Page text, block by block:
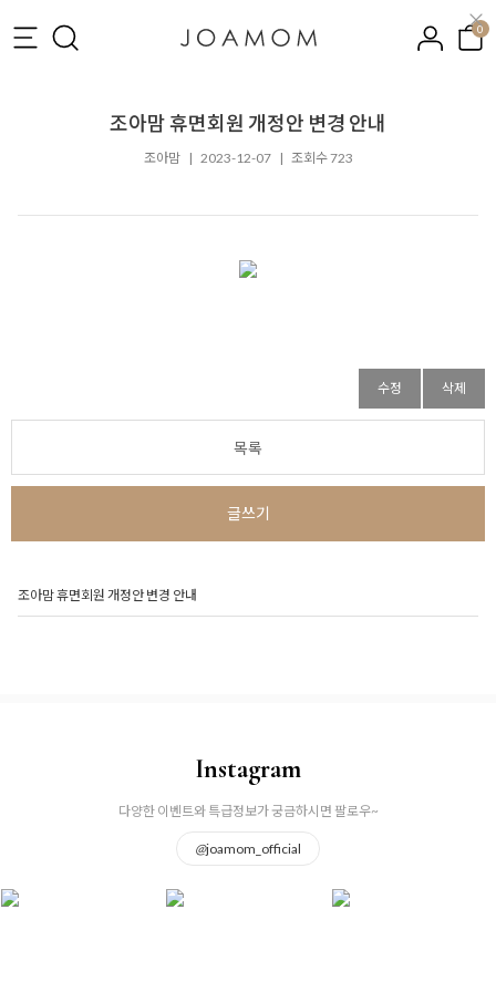
0
조아맘 휴면회원 개정안 변경 안내
조아맘 | 2023-12-07 | 조회수 723
수정 삭제
목록
글쓰기
조아맘 휴면회원 개정안 변경 안내
Instagram
다양한 이벤트와 특급정보가 궁금하시면 팔로우~
@joamom_official